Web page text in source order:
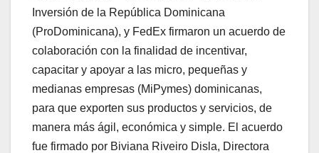
Inversión de la República Dominicana
(ProDominicana), y FedEx firmaron un acuerdo de
colaboración con la finalidad de incentivar,
capacitar y apoyar a las micro, pequeñas y
medianas empresas (MiPymes) dominicanas,
para que exporten sus productos y servicios, de
manera más ágil, económica y simple. El acuerdo
fue firmado por Biviana Riveiro Disla, Directora